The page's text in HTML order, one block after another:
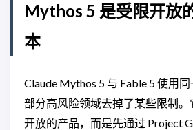
Mythos 5 是受限开放
本
Claude Mythos 5 与 Fable 5 使用
部分高风险领域去掉了某些限制。
开放的产品，而是先通过 Project